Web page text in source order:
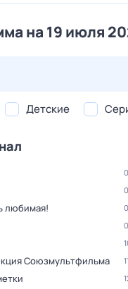
на 19 июля
Детские
любимая!
Союзмультфильма